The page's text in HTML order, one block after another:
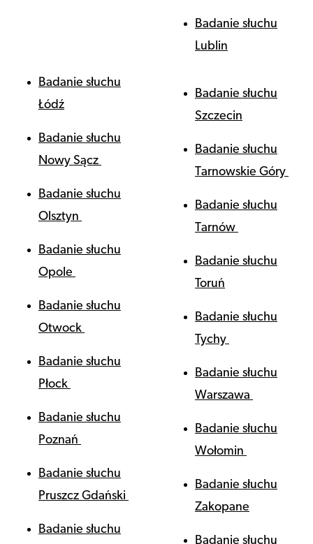
Badanie słuchu
Lublin
Badanie słuchu
Łódź
Badanie słuchu
Nowy Sącz
Badanie słuchu
Olsztyn
Badanie słuchu
Opole
Badanie słuchu
Otwock
Badanie słuchu
Płock
Badanie słuchu
Poznań
Badanie słuchu
Pruszcz Gdański
Badanie słuchu
Badanie słuchu
Szczecin
Badanie słuchu
Tarnowskie Góry
Badanie słuchu
Tarnów
Badanie słuchu
Toruń
Badanie słuchu
Tychy
Badanie słuchu
Warszawa
Badanie słuchu
Wołomin
Badanie słuchu
Zakopane
Badanie słuchu